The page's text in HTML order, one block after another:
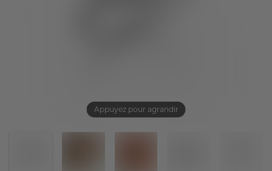
Appuyez pour agrandir